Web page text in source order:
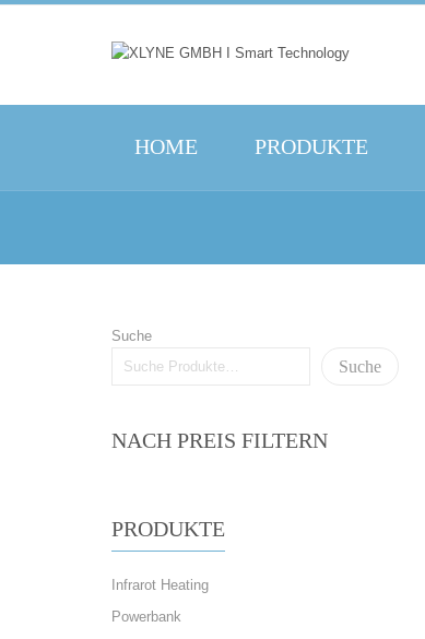
HOME PRODUKTE
Suche
Suche
NACH PREIS FILTERN
PRODUKTE
Infrarot Heating
Powerbank